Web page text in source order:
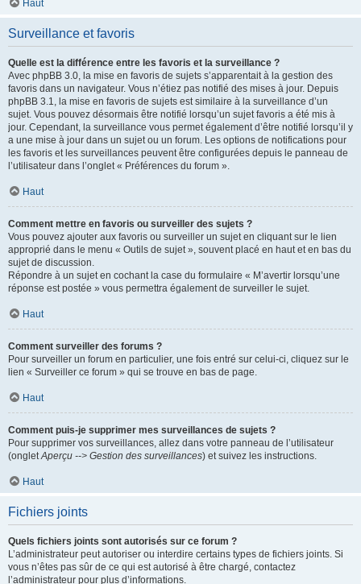
Haut
Surveillance et favoris
Quelle est la différence entre les favoris et la surveillance ?
Avec phpBB 3.0, la mise en favoris de sujets s’apparentait à la gestion des
favoris dans un navigateur. Vous n’étiez pas notifié des mises à jour. Depuis
phpBB 3.1, la mise en favoris de sujets est similaire à la surveillance d’un
sujet. Vous pouvez désormais être notifié lorsqu’un sujet favoris a été mis à
jour. Cependant, la surveillance vous permet également d’être notifié lorsqu’il y
a une mise à jour dans un sujet ou un forum. Les options de notifications pour
les favoris et les surveillances peuvent être configurées depuis le panneau de
l’utilisateur dans l’onglet « Préférences du forum ».
Haut
Comment mettre en favoris ou surveiller des sujets ?
Vous pouvez ajouter aux favoris ou surveiller un sujet en cliquant sur le lien
approprié dans le menu « Outils de sujet », souvent placé en haut et en bas du
sujet de discussion.
Répondre à un sujet en cochant la case du formulaire « M’avertir lorsqu’une
réponse est postée » vous permettra également de surveiller le sujet.
Haut
Comment surveiller des forums ?
Pour surveiller un forum en particulier, une fois entré sur celui-ci, cliquez sur le
lien « Surveiller ce forum » qui se trouve en bas de page.
Haut
Comment puis-je supprimer mes surveillances de sujets ?
Pour supprimer vos surveillances, allez dans votre panneau de l’utilisateur
(ongletAperçu --> Gestion des surveillances) et suivez les instructions.
Haut
Fichiers joints
Quels fichiers joints sont autorisés sur ce forum ?
L’administrateur peut autoriser ou interdire certains types de fichiers joints. Si
vous n’êtes pas sûr de ce qui est autorisé à être chargé, contactez
l’administrateur pour plus d’informations.